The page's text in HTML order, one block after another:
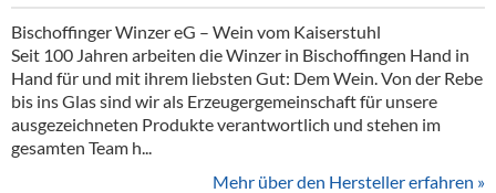
Bischoffinger Winzer eG – Wein vom Kaiserstuhl
Seit 100 Jahren arbeiten die Winzer in Bischoffingen Hand in
Hand für und mit ihrem liebsten Gut: Dem Wein. Von der Rebe
bis ins Glas sind wir als Erzeugergemeinschaft für unsere
ausgezeichneten Produkte verantwortlich und stehen im
gesamten Team h...
Mehr über den Hersteller erfahren »